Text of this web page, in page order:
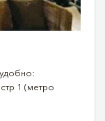
1 (метро